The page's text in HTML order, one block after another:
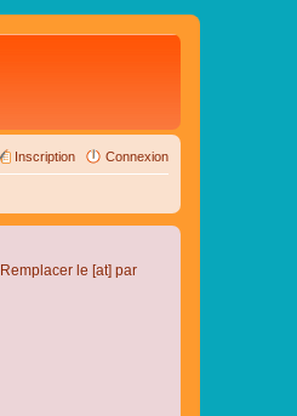
Connexion
Inscription
. Remplacer le [at] par